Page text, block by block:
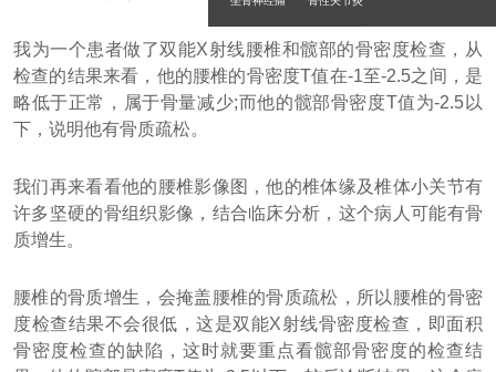
我为一个患者做了双能X射线腰椎和髋部的骨密度检查，从
检查的结果来看，他的腰椎的骨密度T值在-1至-2.5之间，是
略低于正常，属于骨量减少;而他的髋部骨密度T值为-2.5以
下，说明他有骨质疏松。
我们再来看看他的腰椎影像图，他的椎体缘及椎体小关节有
许多坚硬的骨组织影像，结合临床分析，这个病人可能有骨
质增生。
腰椎的骨质增生，会掩盖腰椎的骨质疏松，所以腰椎的骨密
度检查结果不会很低，这是双能X射线骨密度检查，即面积
骨密度检查的缺陷，这时就要重点看髋部骨密度的检查结